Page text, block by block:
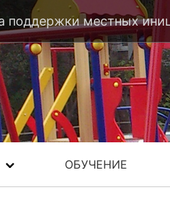
поддержки местных
ОБУЧЕНИЕ